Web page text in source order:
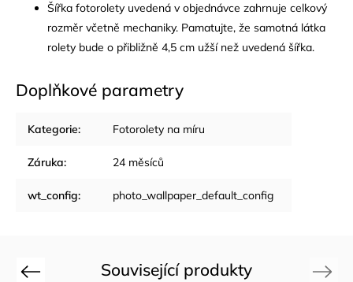
Šířka fotorolety uvedená v objednávce zahrnuje celkový
rozměr včetně mechaniky. Pamatujte, že samotná látka
rolety bude o přibližně 4,5 cm užší než uvedená šířka.
Doplňkové parametry
Kategorie: Fotorolety na míru
Záruka: 24 měsíců
wt_config: photo_wallpaper_default_config
Související produkty
Previous Next